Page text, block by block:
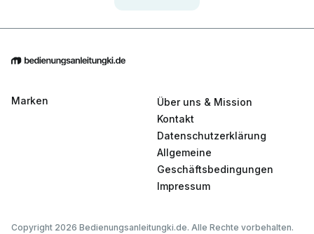
Marken
Über uns & Mission
Kontakt
Datenschutzerklärung
Allgemeine
Geschäftsbedingungen
Impressum
Copyright 2026 Bedienungsanleitungki.de. Alle Rechte vorbehalten.